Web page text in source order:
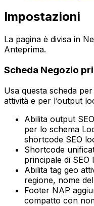
Impostazioni
La pagina è divisa in
Anteprima.
Scheda Negozio
Usa questa scheda
attività e per l’output
Abilita output
per lo schema
shortcode SEO
Shortcode
principale di SEO
Abilita tag geo
regione, nome
Footer NAP
compatto con